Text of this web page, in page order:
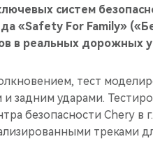
систем
«Safety For Family»
в реальных дорожных
тест
задним ударами.
безопасности Chery в
треками